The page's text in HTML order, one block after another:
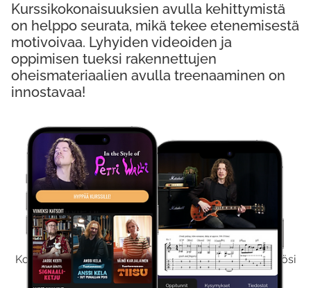
Kokeile Ilmaiseksi
Kokeilemalla ilmaiseksi saat koko sisältömme käyttöösi
viikon ajaksi.
Kurssikokonaisuuksien avulla kehittymistä
on helppo seurata, mikä tekee etenemisestä
motivoivaa. Lyhyiden videoiden ja
oppimisen tueksi rakennettujen
oheismateriaalien avulla treenaaminen on
innostavaa!